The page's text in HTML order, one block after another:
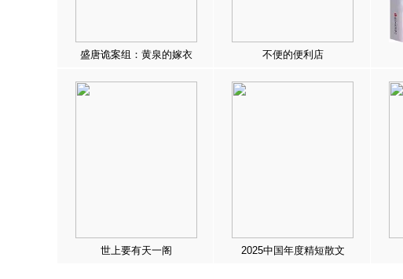
盛唐诡案组：黄泉的嫁衣 不便的便利店
世上要有天一阁 2025中国年度精短散文